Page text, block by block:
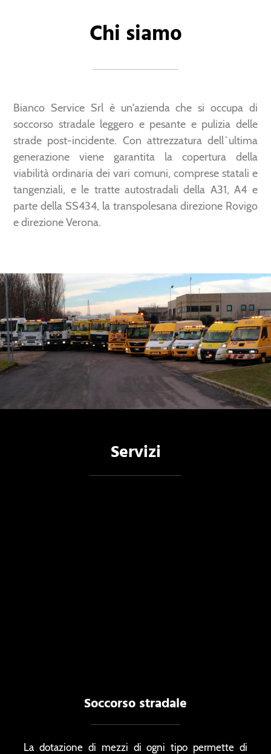
Chi siamo
Bianco Service Srl è un'azienda che si occupa di
soccorso stradale leggero e pesante e pulizia delle
strade post-incidente. Con attrezzatura dell`ultima
generazione viene garantita la copertura della
viabilità ordinaria dei vari comuni, comprese statali e
tangenziali, e le tratte autostradali della A31, A4 e
parte della SS434, la transpolesana direzione Rovigo
e direzione Verona.
Servizi
Soccorso stradale
La dotazione di mezzi di ogni tipo permette di